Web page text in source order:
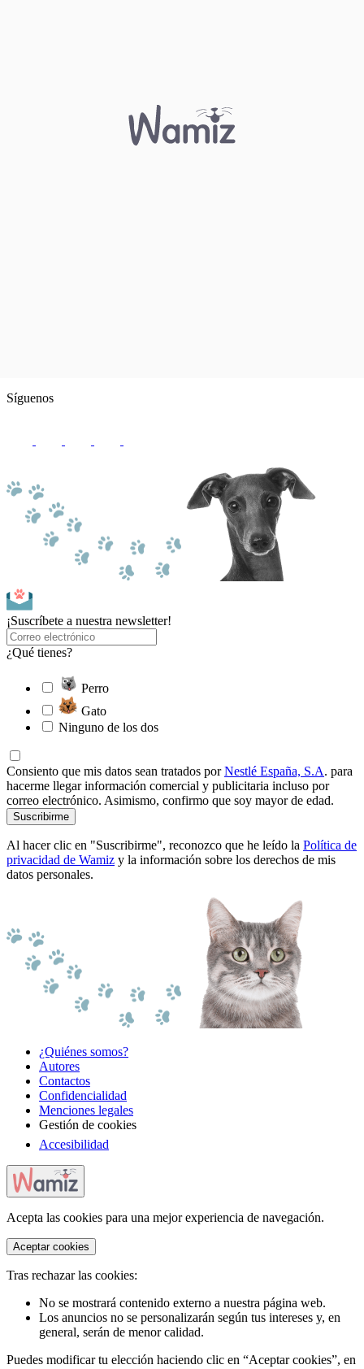
Síguenos
¡Suscríbete a nuestra newsletter!
¿Qué tienes?
Perro
Gato
Ninguno de los dos
Consiento que mis datos sean tratados porNestlé España, S.A. para
hacerme llegar información comercial y publicitaria incluso por
correo electrónico. Asimismo, confirmo que soy mayor de edad.
Suscribirme
Al hacer clic en "Suscribirme", reconozco que he leído la Política de
privacidad de Wamiz y la información sobre los derechos de mis
datos personales.
¿Quiénes somos?
Autores
Contactos
Confidencialidad
Menciones legales
Gestión de cookies
Accesibilidad
Acepta las cookies para una mejor experiencia de navegación.
Aceptar cookies
Tras rechazar las cookies:
No se mostrará contenido externo a nuestra página web.
Los anuncios no se personalizarán según tus intereses y, en
general, serán de menor calidad.
Puedes modificar tu elección haciendo clic en “Aceptar cookies”, en